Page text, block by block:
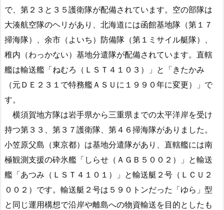
で、第２３と３５護衛隊が配備されています。空の部隊は
大湊航空隊のヘリがあり、北海道には函館基地隊（第１７
掃海隊）、余市（よいち）防備隊（第１ミサイル艇隊）、
稚内（わっかない）基地分遣隊が配備されています。直轄
艦は輸送艦「ねむろ（ＬＳＴ４１０３）」と「きたかみ
（元ＤＥ２３１で特務艦ＡＳＵに１９９０年に変更）」で
す。
横須賀地方隊は岩手県から三重県までの太平洋岸を受け
持つ第３３、第３７護衛隊、第４６掃海隊がありました。
小笠原父島（東京都）は基地分遣隊があり、直轄艦には南
極観測支援の砕氷艦「しらせ（ＡＧＢ５００２）」と輸送
艦「あつみ（ＬＳＴ４１０１）」と輸送艇２号（ＬＣＵ２
００２）です。輸送艇２号は５９０トンだった「ゆら」型
と同じ運用構想で沿岸や離島への物資輸送を目的としたも